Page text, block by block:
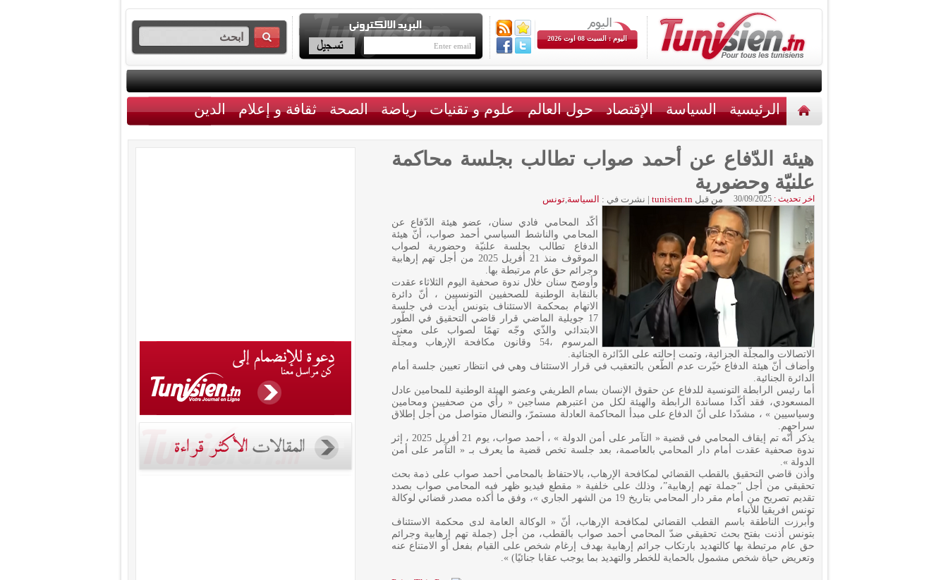
اليوم : السبت 08 اوت 2026
الرئيسية السياسة الإقتصاد حول العالم علوم و تقنيات رياضة الصحة ثقافة و إعلام الدين
اتصل بنا
هيئة الدّفاع عن أحمد صواب تطالب بجلسة محاكمة
علنيّة وحضورية
اخر تحديث : 30/09/2025 من قبلtunisien.tn
| نشرت في : السياسة,تونس
أكّد المحامي فادي سنان، عضو هيئة الدّفاع عن
المحامي والناشط السياسي أحمد صواب، أنّ هيئة
الدفاع تطالب بجلسة علنيّة وحضورية لصواب
الموقوف منذ 21 أفريل 2025 من أجل تهم إرهابية
وجرائم حق عام مرتبطة بها.
وأوضح سنان خلال ندوة صحفية اليوم الثلاثاء عقدت
بالنقابة الوطنية للصحفيين التونسيين ، أنّ دائرة
الاتهام بمحكمة الاستئناف بتونس أيدت في جلسة
17 جويلية الماضي قرار قاضي التحقيق في الطّور
الابتدائي والذّي وجّه تهمًا لصواب على معنى
المرسوم ،54 وقانون مكافحة الإرهاب ومجلّة
الاتصالات والمجلّة الجزائية، وتمت إحالته على الدّائرة الجنائية.
وأضاف أنّ هيئة الدفاع خيّرت عدم الطّعن بالتعقيب في قرار الاستئناف وهي في انتظار تعيين جلسة أمام
الدائرة الجنائية.
أما رئيس الرابطة التونسية للدفاع عن حقوق الإنسان بسام الطريفي وعضو الهيئة الوطنية للمحامين عادل
المسعودي، فقد أكّدا مساندة الرابطة والهيئة لكل من اعتبرهم مساجين « رأي من صحفيين ومحامين
وسياسيين » ، مشدّدا على أنّ الدفاع على مبدأ المحاكمة العادلة مستمرّ، والنضال متواصل من أجل إطلاق
سراحهم.
يذكر أنّه تم إيقاف المحامي في قضية « التآمر على أمن الدولة » ، أحمد صواب، يوم 21 أفريل 2025 ، إثر
ندوة صحفية عقدت أمام دار المحامي بالعاصمة، بعد جلسة تخص قضية ما يعرف بـ « التآمر على أمن
الدولة ».
وأذن قاضي التحقيق بالقطب القضائي لمكافحة الإرهاب، بالاحتفاظ بالمحامي أحمد صواب على ذمة بحث
تحقيقي من أجل “جملة تهم إرهابية”، وذلك على خلفية « مقطع فيديو ظهر فيه المحامي صواب بصدد
تقديم تصريح من أمام مقر دار المحامي بتاريخ 19 من الشهر الجاري »، وفق ما أكده مصدر قضائي لوكالة
تونس افريقيا للأنباء
وأبرزت الناطقة باسم القطب القضائي لمكافحة الإرهاب، أنّ « الوكالة العامة لدى محكمة الاستئناف
بتونس أذنت بفتح بحث تحقيقي ضدّ المحامي أحمد صواب بالقطب، من أجل (جملة تهم إرهابية وجرائم
حق عام مرتبطة بها كالتهديد بارتكاب جرائم إرهابية بهدف إرغام شخص على القيام بفعل أو الامتناع عنه
وتعريض حياة شخص مشمول بالحماية للخطر والتهديد بما يوجب عقابا جنائيًا) ».